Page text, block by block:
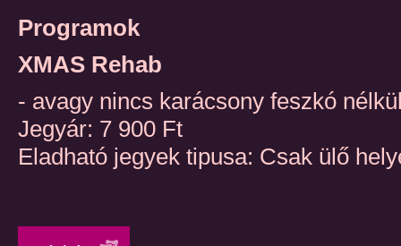
Programok
XMAS Rehab
- avagy nincs karácsony feszkó
Jegyár: 7 900 Ft
Eladható jegyek tipusa: Csak ülő